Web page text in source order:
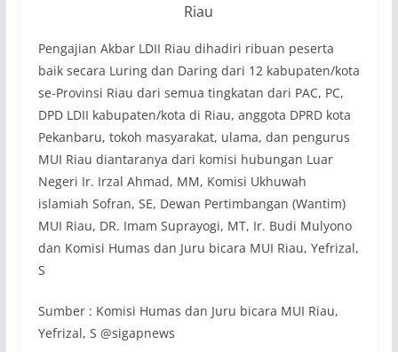
Riau
Pengajian Akbar LDII Riau dihadiri ribuan peserta
baik secara Luring dan Daring dari 12 kabupaten/kota
se-Provinsi Riau dari semua tingkatan dari PAC, PC,
DPD LDII kabupaten/kota di Riau, anggota DPRD kota
Pekanbaru, tokoh masyarakat, ulama, dan pengurus
MUI Riau diantaranya dari komisi hubungan Luar
Negeri Ir. Irzal Ahmad, MM, Komisi Ukhuwah
islamiah Sofran, SE, Dewan Pertimbangan (Wantim)
MUI Riau, DR. Imam Suprayogi, MT, Ir. Budi Mulyono
dan Komisi Humas dan Juru bicara MUI Riau, Yefrizal,
S
Sumber : Komisi Humas dan Juru bicara MUI Riau,
Yefrizal, S @sigapnews